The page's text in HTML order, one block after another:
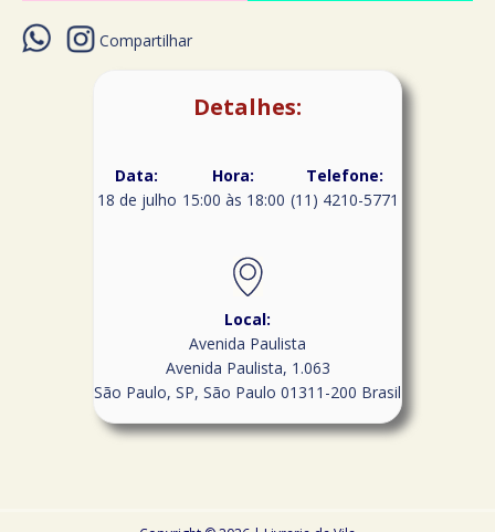
Compartilhar
Detalhes:
Data:
18 de julho
Hora:
15:00 às 18:00
Telefone:
(11) 4210-5771
Local:
Avenida Paulista
Avenida Paulista, 1.063
São Paulo, SP, São Paulo 01311-200 Brasil